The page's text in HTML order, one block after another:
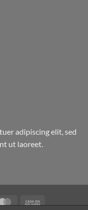
adipiscing elit, sed
ut laoreet.
MasterCard